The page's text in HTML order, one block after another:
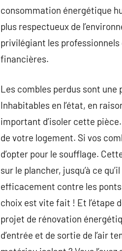
consommation énergétique
plus respectueux de
privilégiant les
financières.
Les combles perdus sont
Inhabitables en l’état, en
important d’isoler cette
de votre logement. Si vos
d’opter pour le soufflage.
sur le plancher, jusqu’à ce
efficacement contre les
choix est vite fait ! Et l’étape
projet de rénovation
d’entrée et de sortie de l’air